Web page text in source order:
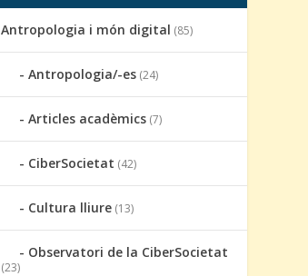
Antropologia i món digital (85)
Antropologia/-es (24)
Articles acadèmics (7)
CiberSocietat (42)
Cultura lliure (13)
Observatori de la CiberSocietat
(23)